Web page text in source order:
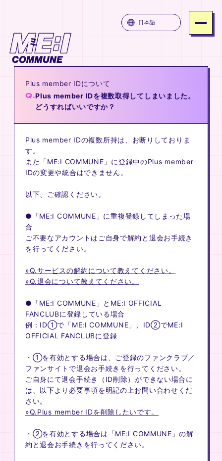
日本語
SERVICE
PRICE
ATTENTION
FAQ
JOIN
ME:I COMMUNE
Plus member IDについて
Q.Plus member IDを複数取得してしまいました。
どうすればいいですか？
Plus member IDの複数所持は、お断りしておりま
す。
また「ME:I COMMUNE」に登録中のPlus member
IDの変更や統合はできません。
以下、ご確認ください。
●「ME:I COMMUNE」に重複登録してしまった場
合
ご不要なアカウントはご自身で解約と退会お手続き
を行ってください。
»Q.サービスの解約について教えてください。
»Q.退会について教えてください。
●「ME:I COMMUNE」とME:I OFFICIAL
FANCLUBに登録している場合
例：ID①で「ME:I COMMUNE」、ID②でME:I
OFFICIAL FANCLUBに登録
・①を有効とする場合は、ご登録のファンクラブ／
ファンサイトで退会お手続きを行ってください。
ご自身にて退会手続き（ID削除）ができない場合に
は、以下より必要事項を明記の上お問い合わせくだ
さい。
»Q.Plus member IDを削除したいです。
・②を有効とする場合は「ME:I COMMUNE」の解
約と退会お手続きを行ってください。